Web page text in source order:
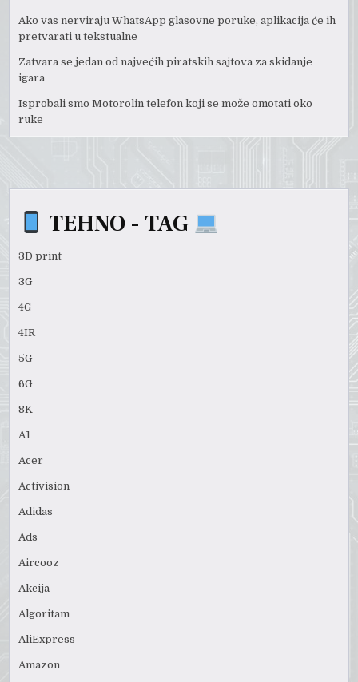
Ako vas nerviraju WhatsApp glasovne poruke, aplikacija će ih
pretvarati u tekstualne
Zatvara se jedan od najvećih piratskih sajtova za skidanje
igara
Isprobali smo Motorolin telefon koji se može omotati oko
ruke
TEHNO - TAG
3D print
3G
4G
4IR
5G
6G
8K
A1
Acer
Activision
Adidas
Ads
Aircooz
Akcija
Algoritam
AliExpress
Amazon